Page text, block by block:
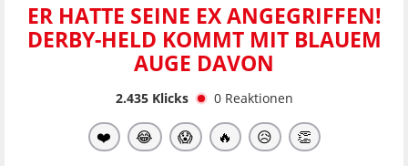
ER HATTE SEINE EX ANGEGRIFFEN!
DERBY-HELD KOMMT MIT BLAUEM
AUGE DAVON
2.435Klicks 0 Reaktionen
❤️ 😂 😱 🔥 😥 👏